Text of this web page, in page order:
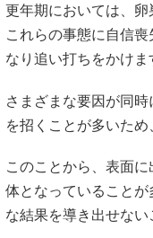
更年期においては、卵
これらの事態に自信
なり追い打ちをかけま
さまざまな要因が同
を招くことが多いため
このことから、表面
体となっていることが
な結果を導き出せない